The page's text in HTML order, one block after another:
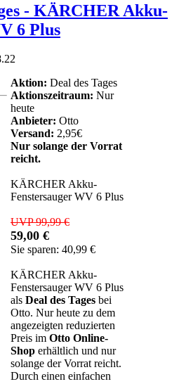
- KÄRCHER Akku-
6 Plus
Aktion: Deal des Tages
Aktionszeitraum: Nur
heute
Anbieter: Otto
Versand: 2,95€
Nur solange der Vorrat
reicht.
KÄRCHER Akku-
Fenstersauger WV 6 Plus
UVP 99,99 €
59,00 €
Sie sparen: 40,99 €
KÄRCHER Akku-
Fenstersauger WV 6 Plus
als Deal des Tages bei
Otto. Nur heute zu dem
angezeigten reduzierten
Preis im Otto Online-
Shop erhältlich und nur
solange der Vorrat reicht.
Durch einen einfachen